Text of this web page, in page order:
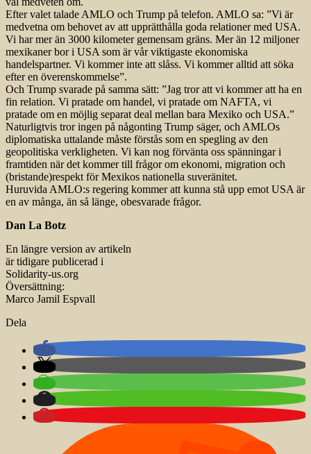
Efter valet talade AMLO och Trump på telefon. AMLO sa: ”Vi är
medvetna om behovet av att upprätthålla goda relationer med USA.
Vi har mer än 3000 kilometer gemensam gräns. Mer än 12 miljoner
mexikaner bor i USA som är vår viktigaste ekonomiska
handelspartner. Vi kommer inte att slåss. Vi kommer alltid att söka
efter en överenskommelse”.
Och Trump svarade på samma sätt: ”Jag tror att vi kommer att ha en
fin relation. Vi pratade om handel, vi pratade om NAFTA, vi
pratade om en möjlig separat deal mellan bara Mexiko och USA.”
Naturligtvis tror ingen på någonting Trump säger, och AMLOs
diplomatiska uttalande måste förstås som en spegling av den
geopolitiska verkligheten. Vi kan nog förvänta oss spänningar i
framtiden när det kommer till frågor om ekonomi, migration och
(bristande)respekt för Mexikos nationella suveränitet.
Huruvida AMLO:s regering kommer att kunna stå upp emot USA är
en av många, än så länge, obesvarade frågor.
Dan La Botz
En längre version av artikeln
är tidigare publicerad i
Solidarity-us.org
Översättning:
Marco Jamil Espvall
Dela